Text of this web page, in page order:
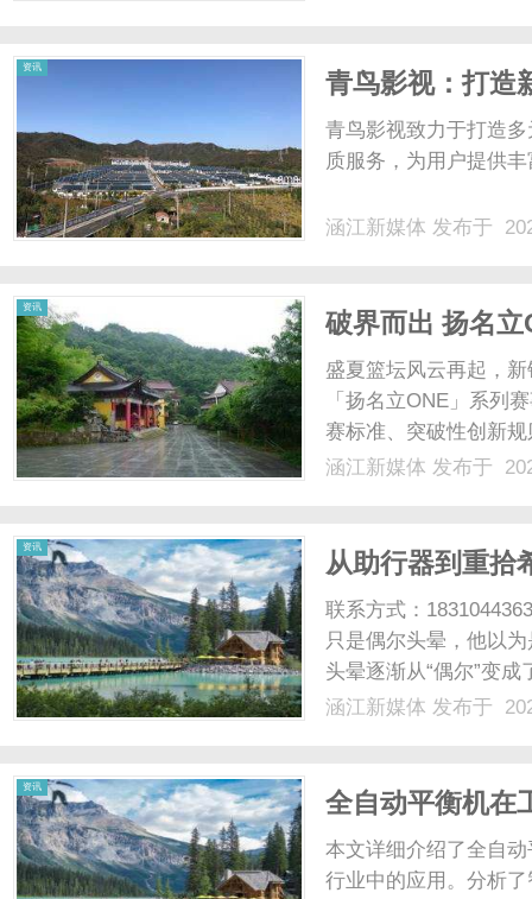
资讯
青鸟影视：打造
青鸟影视致力于打造
质服务，为用户提供
涵江新媒体 发布于
资讯
破界而出 扬名
系列赛7月启幕
盛夏篮坛风云再起，
「扬名立ONE」系列
赛标准、突破性创新
全国篮球爱好者献上
涵江新媒体 发布于
资讯
从助行器到重拾
缩”正面交锋
联系方式：
只是偶尔头晕，他以
头晕逐渐从“偶尔”变
在医院做完核磁共振
涵江新媒体 发布于
资讯
全自动平衡机在
本文详细介绍了全自
行业中的应用。分析